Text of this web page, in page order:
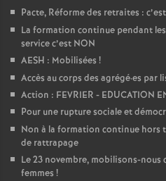
Pacte, Réforme des retraites :
La formation continue pendant
service c’est NON
AESH : Mobilisées !
Accès au corps des agrégé·es par
Action : FEVRIER - EDUCATION
Pour une rupture sociale et
Non à la formation continue hors
de rattrapage
Le 23 novembre, mobilisons-
femmes !